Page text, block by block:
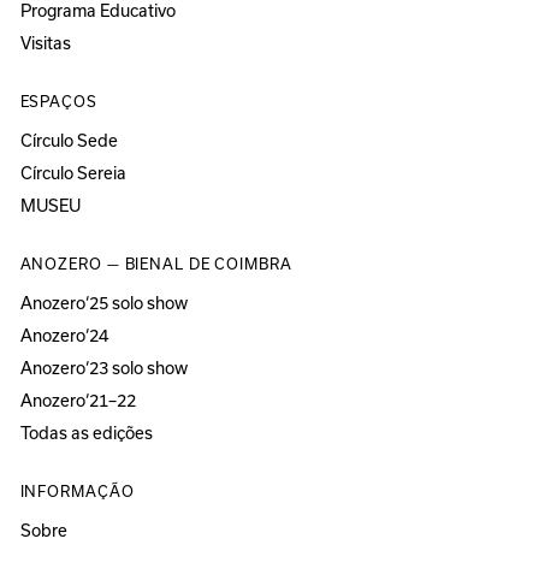
Programa Educativo
Visitas
ESPAÇOS
Círculo Sede
Círculo Sereia
MUSEU
ANOZERO — BIENAL DE COIMBRA
Anozero‘25 solo show
Anozero‘24
Anozero‘23 solo show
Anozero‘21–22
Todas as edições
INFORMAÇÃO
Sobre